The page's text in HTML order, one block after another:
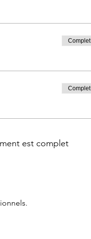
Complet
Complet
est complet